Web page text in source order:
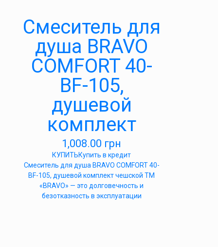
Cмеситель для
душа BRAVO
COMFORT 40-
BF-105,
душевой
комплект
1,008.00 грн
КУПИТЬКупить в кредит
Cмеситель для душа BRAVO COMFORT 40-
BF-105, душевой комплект чешской ТМ
«BRAVO» — это долговечность и
безотказность в эксплуатации